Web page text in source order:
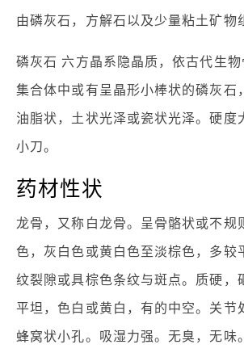
由磷灰石，方解石以及少量粘土矿物
磷灰石 六方晶系隐晶质，依古代生
集合体中或有呈晶形小棒状的磷灰石
油脂状，土状光泽或瓷状光泽。硬度
小刀。
药材性状
龙骨，又称白龙骨。呈骨骼状或不规
色，灰白色或黄白色至淡棕色，多较
纹裂隙或具棕色条纹与斑点。质硬，
平坦，色白或黄白，有的中空。关节
蜂窝状小孔。吸湿力强。无臭，无味